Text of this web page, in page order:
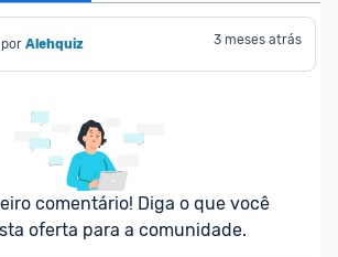
Alehquiz 3 meses atrás
comentário! Diga o que você
oferta para a comunidade.